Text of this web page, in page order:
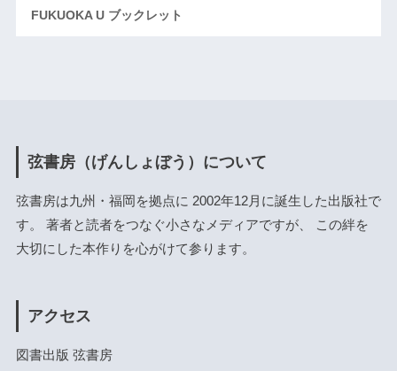
FUKUOKA U ブックレット
弦書房（げんしょぼう）について
弦書房は九州・福岡を拠点に 2002年12月に誕生した出版社で
す。 著者と読者をつなぐ小さなメディアですが、 この絆を
大切にした本作りを心がけて参ります。
アクセス
図書出版 弦書房